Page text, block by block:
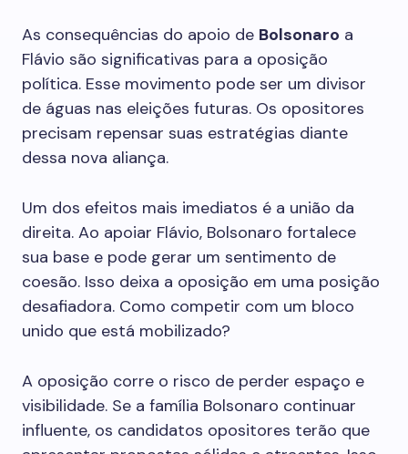
As consequências do apoio de Bolsonaro a
Flávio são significativas para a oposição
política. Esse movimento pode ser um divisor
de águas nas eleições futuras. Os opositores
precisam repensar suas estratégias diante
dessa nova aliança.
Um dos efeitos mais imediatos é a união da
direita. Ao apoiar Flávio, Bolsonaro fortalece
sua base e pode gerar um sentimento de
coesão. Isso deixa a oposição em uma posição
desafiadora. Como competir com um bloco
unido que está mobilizado?
A oposição corre o risco de perder espaço e
visibilidade. Se a família Bolsonaro continuar
influente, os candidatos opositores terão que